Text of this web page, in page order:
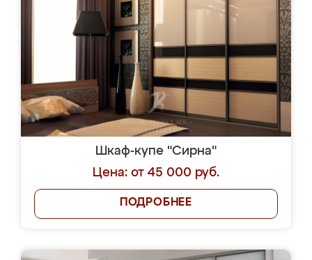
Шкаф-купе "Сирна"
Цена: от 45 000 руб.
ПОДРОБНЕЕ